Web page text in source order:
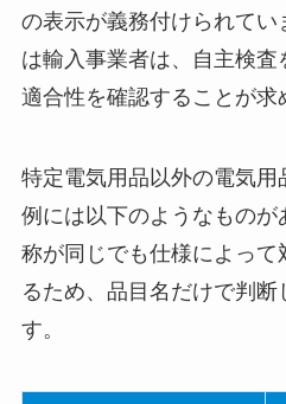
の表示が義務付けられてい
は輸入事業者は、自主検
適合性を確認することが求
特定電気用品以外の電気用
例には以下のようなものが
称が同じでも仕様によって
るため、品目名だけで判
す。